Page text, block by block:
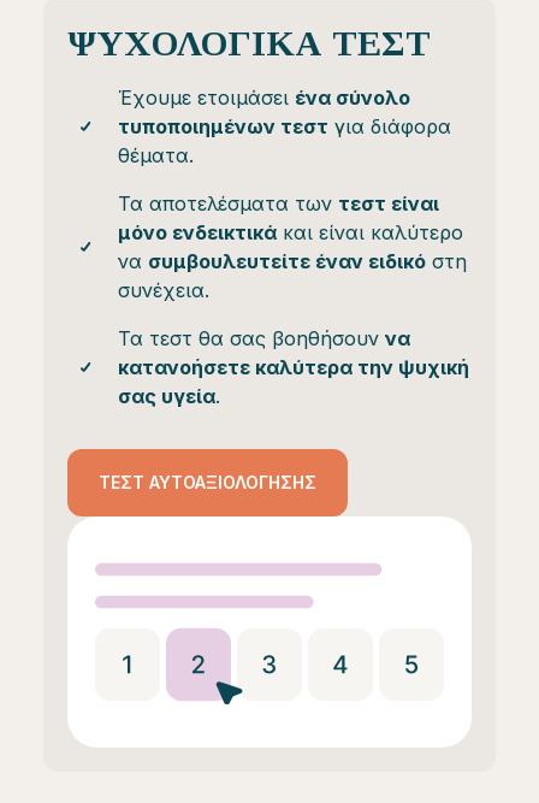
ΨΥΧΟΛΟΓΙΚΑ ΤΕΣΤ
Έχουμε ετοιμάσει ένα σύνολο
τυποποιημένων τεστ για διάφορα
θέματα.
Τα αποτελέσματα των τεστ είναι
μόνο ενδεικτικά και είναι καλύτερο
να συμβουλευτείτε έναν ειδικό στη
συνέχεια.
Τα τεστ θα σας βοηθήσουν να
κατανοήσετε καλύτερα την ψυχική
σας υγεία.
ΤΕΣΤ ΑΥΤΟΑΞΙΟΛΌΓΗΣΗΣ